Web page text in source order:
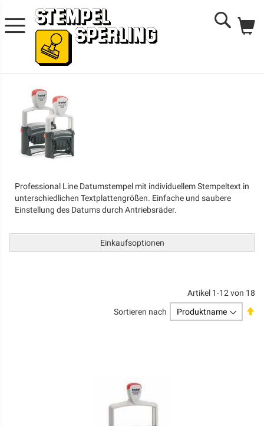
Search
Professional Line Datumstempel mit individuellem Stempeltext in
unterschiedlichen Textplattengrößen. Einfache und saubere
Einstellung des Datums durch Antriebsräder.
Artikel 1-12 von 18
Sortieren nach
Einkaufsoptionen